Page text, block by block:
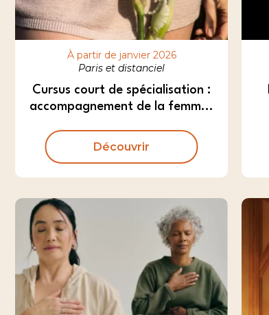
À partir de janvier 2026
Paris et distanciel
Cursus court de spécialisation :
accompagnement de la femm...
Découvrir